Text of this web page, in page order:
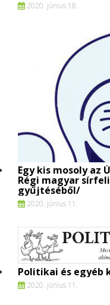
2020. június 18.
Egy kis mosoly az
Régi magyar
gyűjtéséből/
2020. június 11.
Politikai és egyéb
2020. június 11.